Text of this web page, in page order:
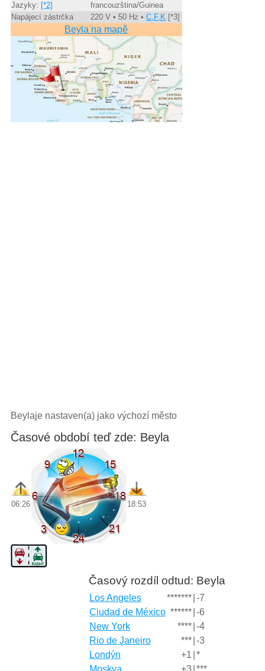
Jazyky: [*2]
francouzština/Guinea
Napájecí zástrčka
220 V • 50 Hz • C,F,K[*3]
Beyla na mapě
Beylaje nastaven(a) jako výchozí město
Časové období teď zde: Beyla
06:26 18:53
Časový rozdíl odtud: Beyla
Los Angeles ******* -7
Ciudad de México ****** -6
New York
**** -4
Rio de Janeiro
*** -3
Londýn
+1 *
Moskva
+3 ***